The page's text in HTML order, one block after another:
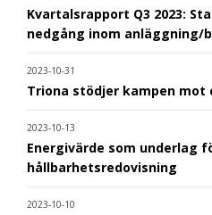
Kvartalsrapport Q3 2023:
nedgång inom anläggning/
2023-10-31
Triona stödjer kampen mot
2023-10-13
Energivärde som underlag
hållbarhetsredovisning
2023-10-10